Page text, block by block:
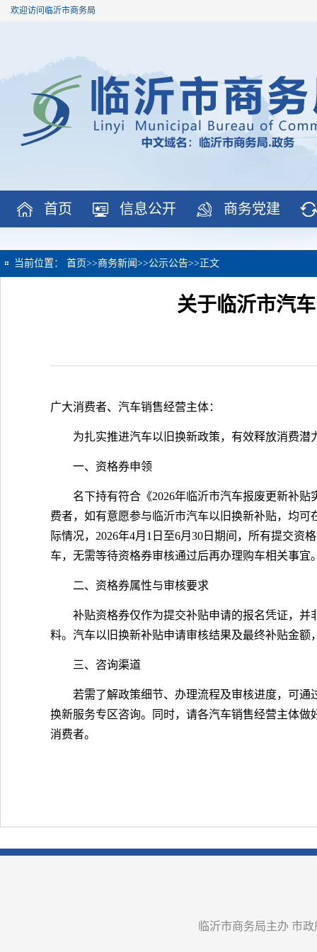
欢迎访问临沂市商务局
首页 信息公开 商务党建
当前位置： 首页>>商务新闻 >>公示公告>>正文
关于临沂市汽
广大消费者、汽车销售经营主体：
为扎实推进汽车以旧换新政策，有效释放消费
一、资格券申领
名下持有符合《2026年临沂市汽车报废更新补
费者，如有意愿参与临沂市汽车以旧换新补贴，均可
际情况，2026年4月1日至6月30日期间，所有提交
车，无需等待资格券审核通过后再办理购车相关事宜
二、资格券属性与审核要求
补贴资格券仅作为提交补贴申请的报名凭证，
料。汽车以旧换新补贴申请审核结果及最终补贴金
三、咨询渠道
若需了解政策细节、办理流程及审核进度，可
换新服务专区咨询。同时，请各汽车销售经营主体
消费者。
临沂市商务局主办 市